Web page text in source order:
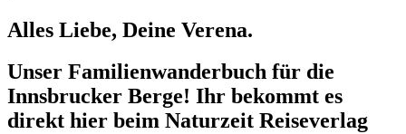
Alles Liebe, Deine Verena.
Unser Familienwanderbuch für die
Innsbrucker Berge! Ihr bekommt es
direkt hier beim Naturzeit Reiseverlag